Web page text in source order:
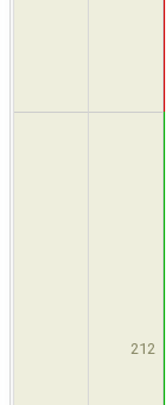
212